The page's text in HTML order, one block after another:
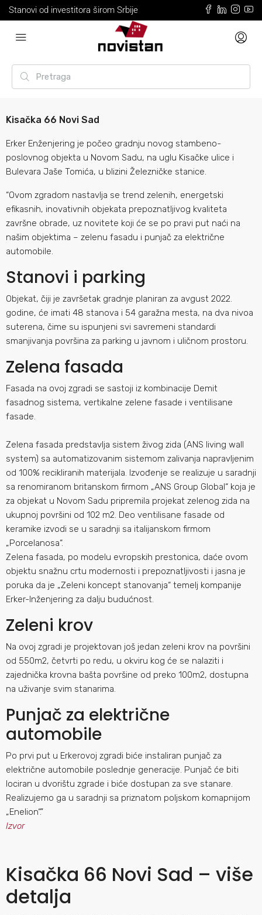
Stanovi od investitora širom Srbije
Kisačka 66 Novi Sad
Erker Enženjering je počeo gradnju novog stambeno-
poslovnog objekta u Novom Sadu, na uglu Kisačke ulice i
Bulevara Jaše Tomića, u blizini Železničke stanice.
“Ovom zgradom nastavlja se trend zelenih, energetski
efikasnih, inovativnih objekata prepoznatljivog kvaliteta
završne obrade, uz novitete koji će se po pravi put naći na
našim objektima – zelenu fasadu i punjač za električne
automobile.
Stanovi i parking
Objekat, čiji je završetak gradnje planiran za avgust 2022.
godine, će imati 48 stanova i 54 garažna mesta, na dva nivoa
suterena, čime su ispunjeni svi savremeni standardi
smanjivanja površina za parking u javnom i uličnom prostoru.
Zelena fasada
Fasada na ovoj zgradi se sastoji iz kombinacije Demit
fasadnog sistema, vertikalne zelene fasade i ventilisane
fasade.
Zelena fasada predstavlja sistem živog zida (ANS living wall
system) sa automatizovanim sistemom zalivanja napravljenim
od 100% recikliranih materijala. Izvođenje se realizuje u saradnji
sa renomiranom britanskom firmom „ANS Group Global“ koja je
za objekat u Novom Sadu pripremila projekat zelenog zida na
ukupnoj površini od 102 m2. Deo ventilisane fasade od
keramike izvodi se u saradnji sa italijanskom firmom
„Porcelanosa“.
Zelena fasada, po modelu evropskih prestonica, daće ovom
objektu snažnu crtu modernosti i prepoznatljivosti i jasna je
poruka da je „Zeleni koncept stanovanja“ temelj kompanije
Erker-Inženjering za dalju budućnost.
Zeleni krov
Na ovoj zgradi je projektovan još jedan zeleni krov na površini
od 550m2, četvrti po redu, u okviru kog će se nalaziti i
zajednička krovna bašta površine od preko 100m2, dostupna
na uživanje svim stanarima.
Punjač za električne
automobile
Po prvi put u Erkerovoj zgradi biće instaliran punjač za
električne automobile poslednje generacije. Punjač će biti
lociran u dvorištu zgrade i biće dostupan za sve stanare.
Realizujemo ga u saradnji sa priznatom poljskom komapnijom
„Enelion“.”
Izvor
Kisačka 66 Novi Sad – više
detalja